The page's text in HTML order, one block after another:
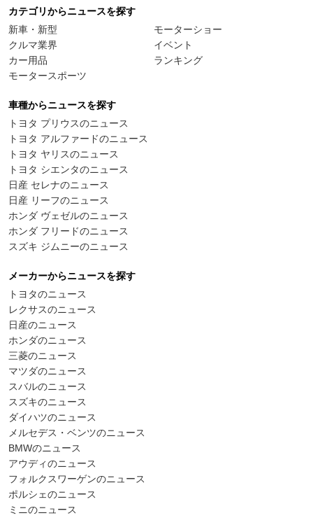
カテゴリからニュースを探す
新車・新型
クルマ業界
カー用品
モータースポーツ
モーターショー
イベント
ランキング
車種からニュースを探す
トヨタ プリウスのニュース
トヨタ アルファードのニュース
トヨタ ヤリスのニュース
トヨタ シエンタのニュース
日産 セレナのニュース
日産 リーフのニュース
ホンダ ヴェゼルのニュース
ホンダ フリードのニュース
スズキ ジムニーのニュース
メーカーからニュースを探す
トヨタのニュース
レクサスのニュース
日産のニュース
ホンダのニュース
三菱のニュース
マツダのニュース
スバルのニュース
スズキのニュース
ダイハツのニュース
メルセデス・ベンツのニュース
BMWのニュース
アウディのニュース
フォルクスワーゲンのニュース
ポルシェのニュース
ミニのニュース